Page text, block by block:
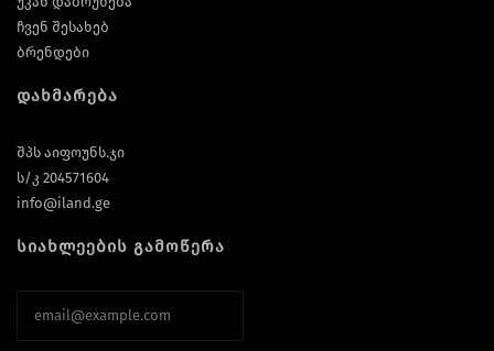
ჩვენ შესახებ
ბრენდები
დახმარება
შპს აიფოუნს.ჯი
ს/კ 204571604
info@iland.ge
სიახლეების გამოწერა